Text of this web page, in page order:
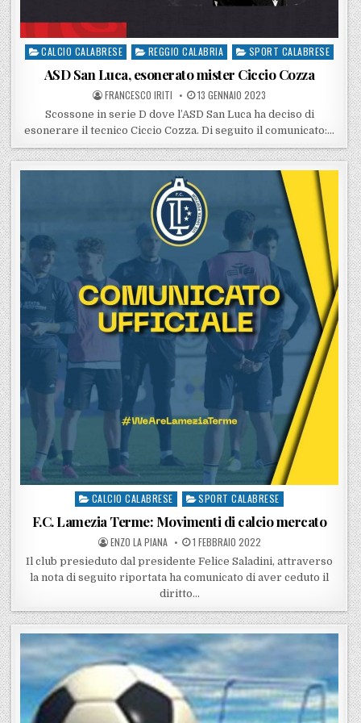
Posted in
CALCIO CALABRESE REGGIO CALABRIA SPORT CALABRESE
ASD San Luca, esonerato mister Ciccio Cozza
POSTED BY
FRANCESCO IRITI POSTED ON
13 GENNAIO 2023
Scossone in serie D dove l’ASD San Luca ha deciso di
esonerare il tecnico Ciccio Cozza. Di seguito il comunicato:…
Posted in
CALCIO CALABRESE SPORT CALABRESE
F.C. Lamezia Terme: Movimenti di calcio mercato
POSTED BY
ENZO LA PIANA POSTED ON
1 FEBBRAIO 2022
Il club presieduto dal presidente Felice Saladini, attraverso
la nota di seguito riportata ha comunicato di aver ceduto il
diritto…